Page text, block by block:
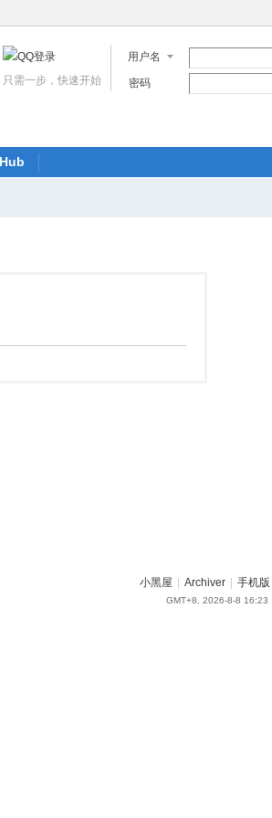
用户名
密码
只需一步，快速开始
小黑屋 Archiver 手机版
GMT+8, 2026-8-8 16:23